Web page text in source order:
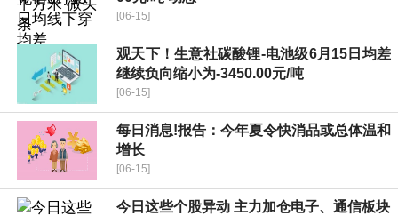
[06-15]
观天下！生意社碳酸锂-电池级6月15日均差
继续负向缩小为-3450.00元/吨
[06-15]
每日消息!报告：今年夏令快消品或总体温和
增长
[06-15]
今日这些个股异动 主力加仓电子、通信板块